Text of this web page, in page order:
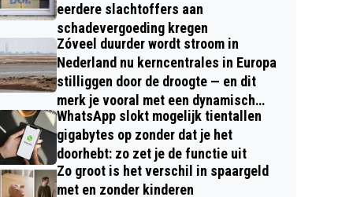
eerdere slachtoffers aan
schadevergoeding kregen
Zóveel duurder wordt stroom in
Nederland nu kerncentrales in Europa
stilliggen door de droogte — en dit
merk je vooral met een dynamisch
contract
WhatsApp slokt mogelijk tientallen
gigabytes op zonder dat je het
doorhebt: zo zet je de functie uit
Zo groot is het verschil in spaargeld
met en zonder kinderen